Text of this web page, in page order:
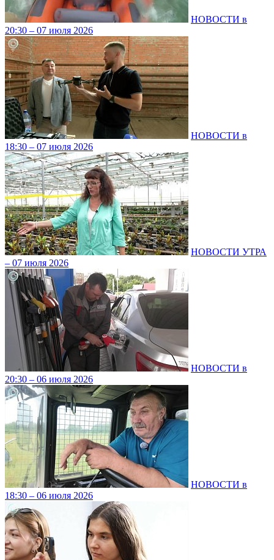
НОВОСТИ в
20:30 – 07 июля 2026
НОВОСТИ в
18:30 – 07 июля 2026
НОВОСТИ УТРА
– 07 июля 2026
НОВОСТИ в
20:30 – 06 июля 2026
НОВОСТИ в
18:30 – 06 июля 2026